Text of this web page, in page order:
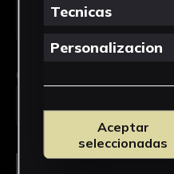
Obra en la que está
FPED-0071/Mapa
Tecnicas
Personalizacion
Aceptar
seleccionadas